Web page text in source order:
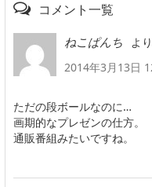
コメント一覧
ねこぱんち
よ
2014年3月13日
ただの段ボールなのに…
画期的なプレゼンの仕方。
通販番組みたいですね。